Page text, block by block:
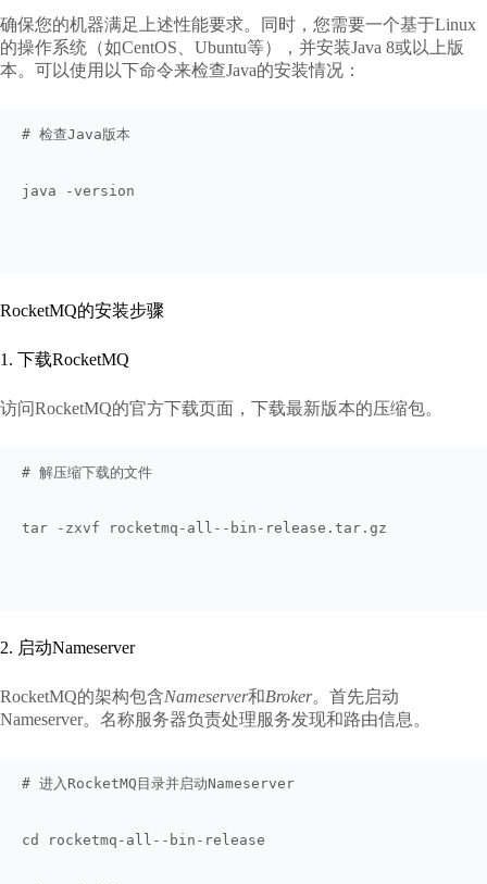
确保您的机器满足上述性能要求。同时，您需要一个基于Linux
的操作系统（如CentOS、Ubuntu等），并安装Java 8或以上版
本。可以使用以下命令来检查Java的安装情况：
# 检查Java版本
java -version
RocketMQ的安装步骤
1. 下载RocketMQ
访问RocketMQ的官方下载页面，下载最新版本的压缩包。
# 解压缩下载的文件
tar -zxvf rocketmq-all--bin-release.tar.gz
2. 启动Nameserver
RocketMQ的架构包含Nameserver和Broker。首先启动
Nameserver。名称服务器负责处理服务发现和路由信息。
# 进入RocketMQ目录并启动Nameserver
cd rocketmq-all--bin-release